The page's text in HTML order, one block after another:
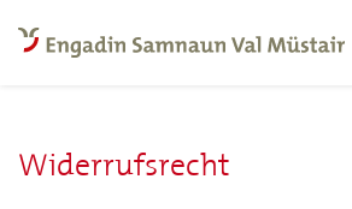
Widerrufsrecht